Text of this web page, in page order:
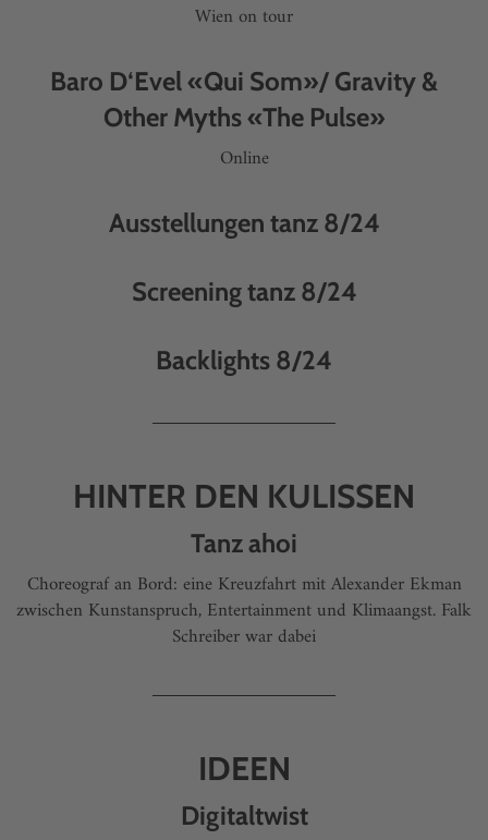
Wien on tour
Baro D‘Evel «Qui Som»/ Gravity &
Other Myths «The Pulse»
Online
Ausstellungen tanz 8/24
Screening tanz 8/24
Backlights 8/24
HINTER DEN KULISSEN
Tanz ahoi
Choreograf an Bord: eine Kreuzfahrt mit Alexander Ekman
zwischen Kunstanspruch, Entertainment und Klimaangst. Falk
Schreiber war dabei
IDEEN
Digitaltwist